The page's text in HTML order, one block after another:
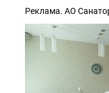
Реклама. АО